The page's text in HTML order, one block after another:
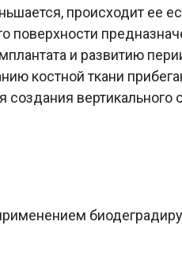
происходит ее
поверхности
и развитию
костной ткани
вертикального